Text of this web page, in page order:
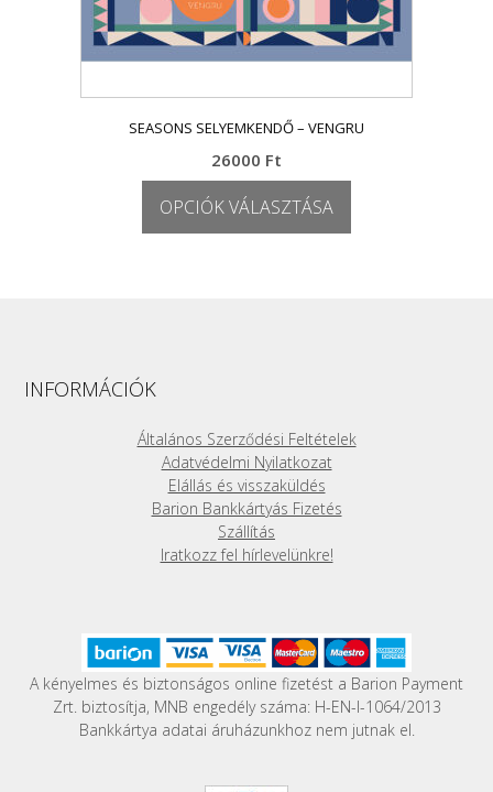
SEASONS SELYEMKENDŐ – VENGRU
26000 Ft
OPCIÓK VÁLASZTÁSA
a
termékoldalon
választhatók
ki
INFORMÁCIÓK
Általános Szerződési Feltételek
Adatvédelmi Nyilatkozat
Elállás és visszaküldés
Barion Bankkártyás Fizetés
Szállítás
Iratkozz fel hírlevelünkre!
A kényelmes és biztonságos online fizetést a Barion Payment
Zrt. biztosítja, MNB engedély száma: H-EN-I-1064/2013
Bankkártya adatai áruházunkhoz nem jutnak el.